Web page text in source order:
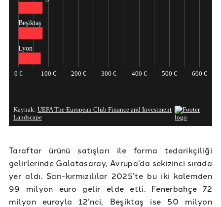
Taraftar ürünü satışları ile forma tedarikçiliği
gelirlerinde Galatasaray, Avrupa’da sekizinci sırada
yer aldı. Sarı-kırmızılılar 2025’te bu iki kalemden
99 milyon euro gelir elde etti. Fenerbahçe 72
milyon euroyla 12’nci, Beşiktaş ise 50 milyon